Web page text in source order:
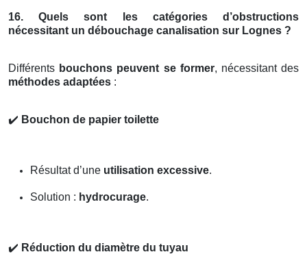
16. Quels sont les catégories d’obstructions
nécessitant un débouchage canalisation sur Lognes ?
Différents bouchons peuvent se former, nécessitant des
méthodes adaptées :
✔️ Bouchon de papier toilette
Résultat d’une utilisation excessive.
Solution : hydrocurage.
✔️ Réduction du diamètre du tuyau